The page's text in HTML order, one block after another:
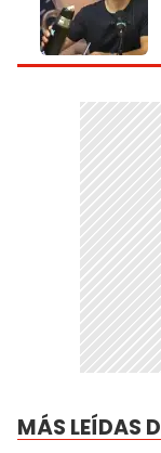
MÁS LEÍDAS